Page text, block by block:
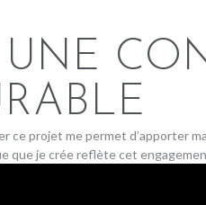
UNE
ce projet me permet d’apporter ma
que je crée reflète cet